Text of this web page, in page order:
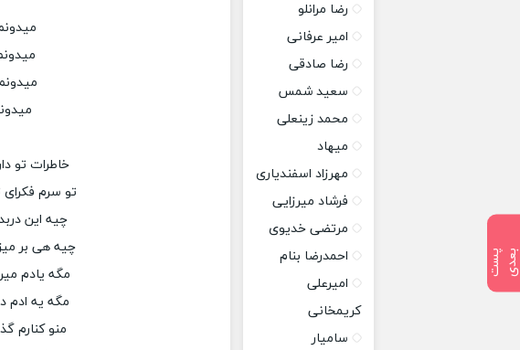
پ
س
ت
ب
ع
د ی
خاطرات تو
تو سرم
چیه این
چیه هی بر
مگه یادم
مگه یه ادم
منو کنارم
رضا مرانلو
امیر عرفانی
رضا صادقی
سعید شمس
محمد زینعلی
میهاد
مهرزاد اسفندیاری
فرشاد میرزایی
مرتضی خدیوی
احمدرضا بنام
امیرعلی
کریمخانی
سامیار